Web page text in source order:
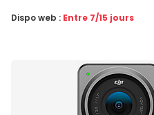
Dispo web : Entre 7/15 jours